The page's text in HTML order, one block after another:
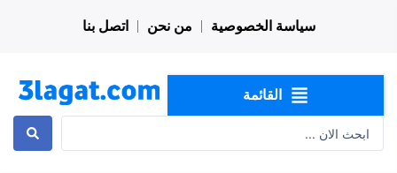
سياسة الخصوصية من نحن اتصل بنا
القائمة